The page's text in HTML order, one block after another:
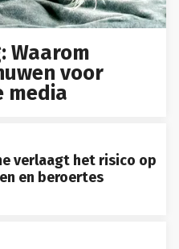
Waarom
voor
media
verlaagt het risico op
en beroertes